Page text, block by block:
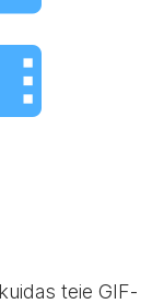
teie GIF-